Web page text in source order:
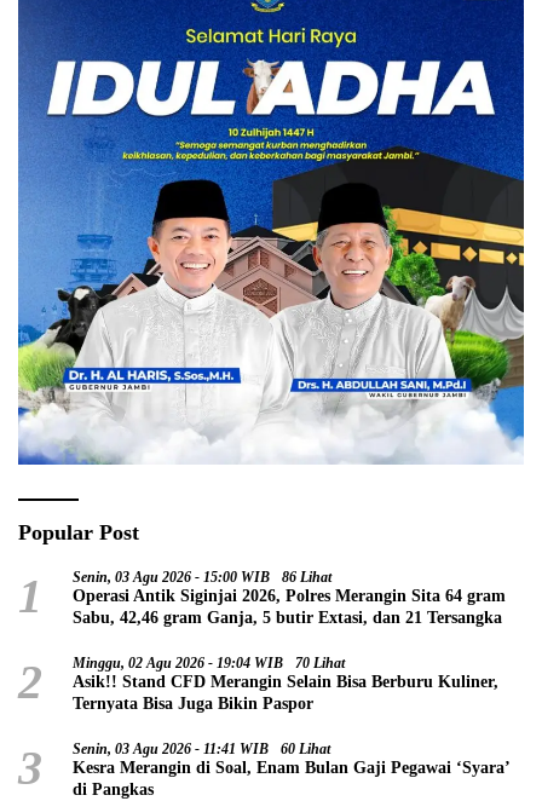
Popular Post
1 Senin, 03 Agu 2026 - 15:00 WIB 86 Lihat
Operasi Antik Siginjai 2026, Polres Merangin Sita 64 gram
Sabu, 42,46 gram Ganja, 5 butir Extasi, dan 21 Tersangka
2 Minggu, 02 Agu 2026 - 19:04 WIB 70 Lihat
Asik!! Stand CFD Merangin Selain Bisa Berburu Kuliner,
Ternyata Bisa Juga Bikin Paspor
3 Senin, 03 Agu 2026 - 11:41 WIB 60 Lihat
Kesra Merangin di Soal, Enam Bulan Gaji Pegawai ‘Syara’
di Pangkas